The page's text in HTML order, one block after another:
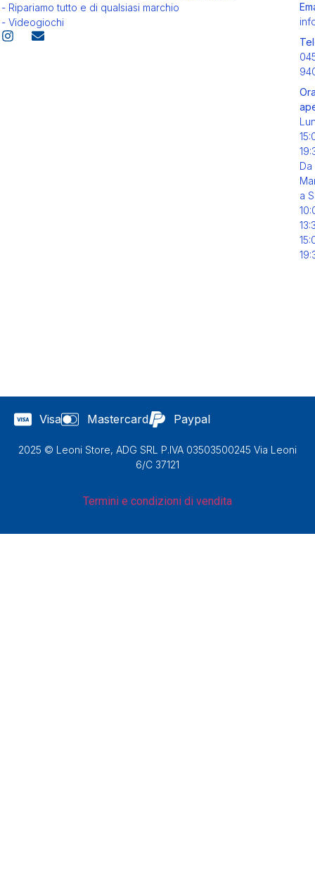
- Ripariamo tutto e di qualsiasi marchio
- Videogiochi
Da
a
Visa Mastercard Paypal
2025 © Leoni Store, ADG SRL P.IVA 03503500245 Via Leoni
6/C 37121
Termini e condizioni di vendita